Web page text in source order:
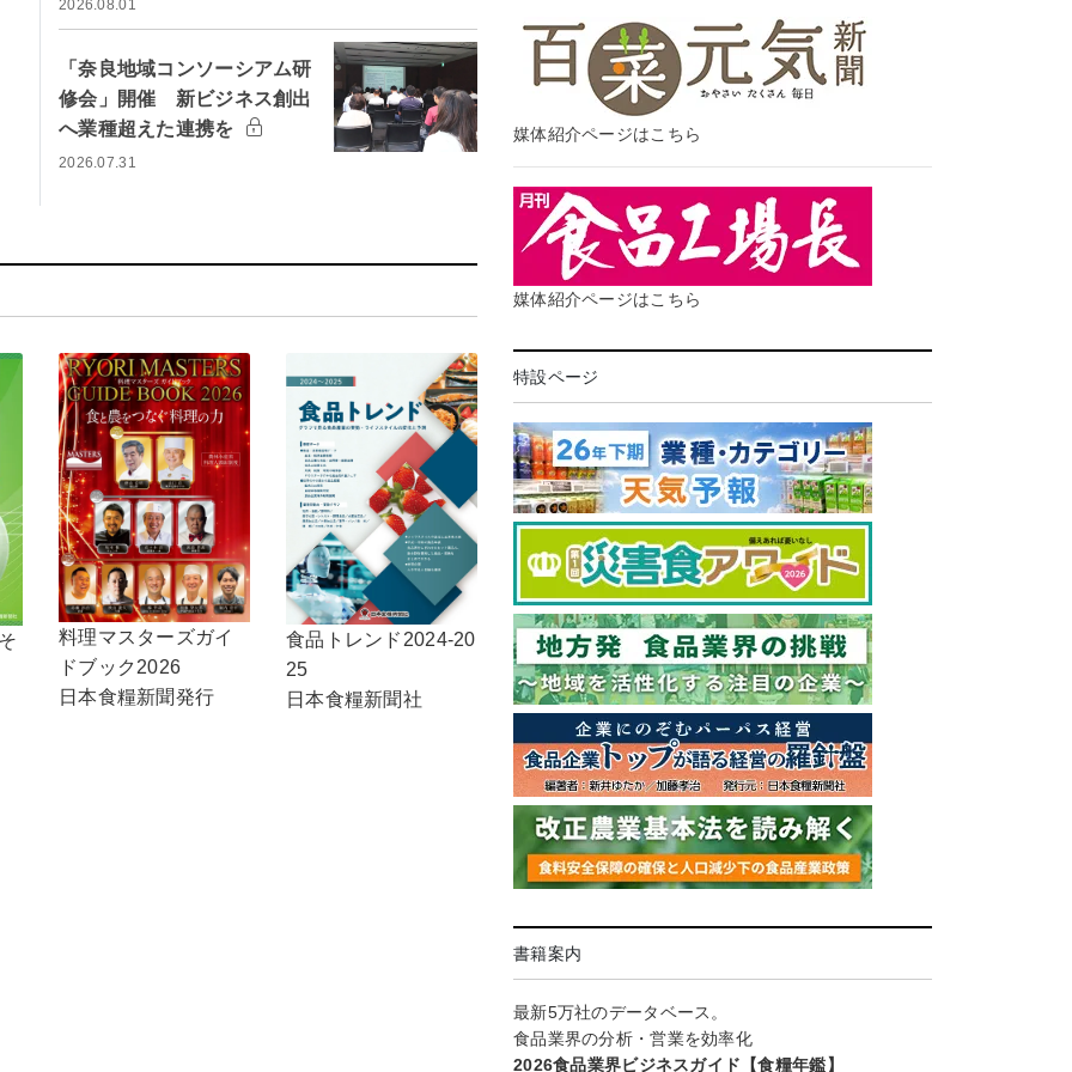
2026.08.01
「奈良地域コンソーシアム研
修会」開催 新ビジネス創出
へ業種超えた連携を
2026.07.31
料理マスターズガイ
ドブック2026
日本食糧新聞発行
食品トレンド2024-20
25
日本食糧新聞社
媒体紹介ページはこちら
媒体紹介ページはこちら
特設ページ
書籍案内
最新5万社のデータベース。
食品業界の分析・営業を効率化
2026食品業界ビジネスガイド【食糧年鑑】